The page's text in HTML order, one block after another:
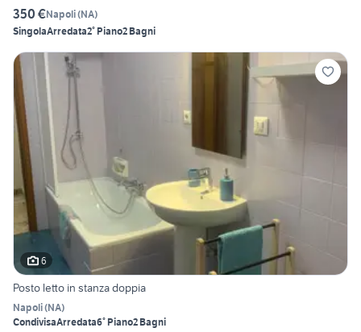
350 €Napoli(NA)
SingolaArredata2° Piano2 Bagni
6
Posto letto in stanza doppia
Napoli(NA)
CondivisaArredata6° Piano2 Bagni